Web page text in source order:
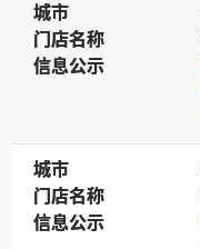
城市
城市
门店名称
门店名称
信息公示
信息公示
城市
城市
门店名称
门店名称
信息公示
信息公示